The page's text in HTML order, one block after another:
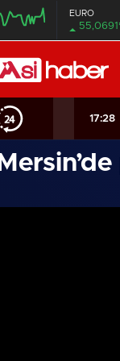
EURO
55,0691
17:28